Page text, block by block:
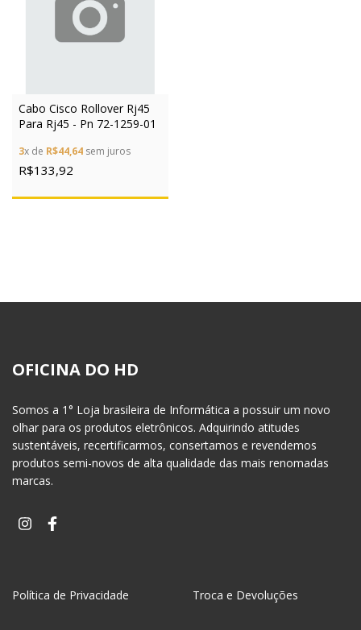
Cabo Cisco Rollover Rj45
Para Rj45 - Pn 72-1259-01
3x de R$44,64 sem juros
R$133,92
OFICINA DO HD
Somos a 1° Loja brasileira de Informática a possuir um novo
olhar para os produtos eletrônicos. Adquirindo atitudes
sustentáveis, recertificarmos, consertamos e revendemos
produtos semi-novos de alta qualidade das mais renomadas
marcas.
Política de Privacidade Troca e Devoluções